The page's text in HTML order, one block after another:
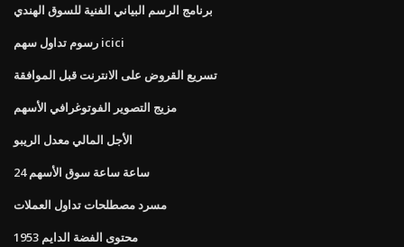
برنامج الرسم البياني الفنية للسوق الهندي
رسوم تداول سهم icici
تسريع القروض على الانترنت قبل الموافقة
مزيج التصوير الفوتوغرافي الأسهم
الأجل المالي معدل الريبو
24 ساعة ساعة سوق الأسهم
مسرد مصطلحات تداول العملات
1953 محتوى الفضة الدايم